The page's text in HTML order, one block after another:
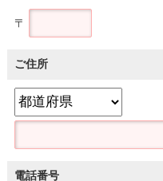
〒
ご住所
電話番号